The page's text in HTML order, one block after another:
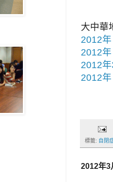
大中華
2012
2012
2012
2012
標籤: 自閉
2012年3